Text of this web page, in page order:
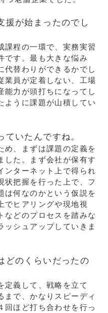
援が始まったのでし
課程の一環で、実務実習
です。最も大きな悩み
代替わりができるかでし
業員が定着しない、工場
能力が頭打ちになってし
ように課題が山積してい
いたんですね。
め、まずは課題の定義を
した。まず会社が保有す
ンターネット上で得られ
状把握を行った上で、フ
は何なのかという仮説を
でヒアリングや現地視
などのプロセスを踏みな
ッシュアップしていきま
どのくらいだったの
定義して、戦略を立て
まで、かなりスピーディ
回ほど打ち合わせを行っ